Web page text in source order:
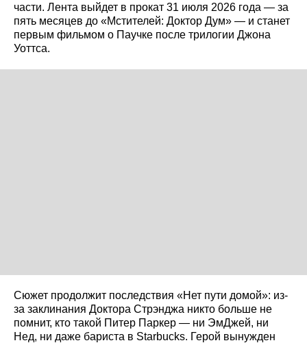
части. Лента выйдет в прокат 31 июля 2026 года — за
пять месяцев до «Мстителей: Доктор Дум» — и станет
первым фильмом о Паучке после трилогии Джона
Уоттса.
Сюжет продолжит последствия «Нет пути домой»: из-
за заклинания Доктора Стрэнджа никто больше не
помнит, кто такой Питер Паркер — ни ЭмДжей, ни
Нед, ни даже бариста в Starbucks. Герой вынужден